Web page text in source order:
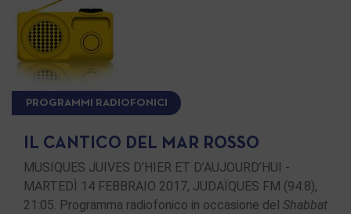
PROGRAMMI RADIOFONICI
IL CANTICO DEL MAR ROSSO
MUSIQUES JUIVES D’HIER ET D’AUJOURD’HUI -
MARTEDÌ 14 FEBBRAIO 2017, JUDAÏQUES FM (94.8),
21:05. Programma radiofonico in occasione del Shabbat